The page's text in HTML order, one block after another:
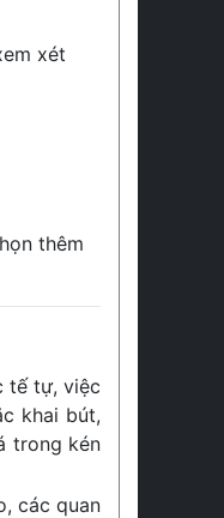
xét
thêm
tế tự, việc
khai bút,
trong kén
các quan